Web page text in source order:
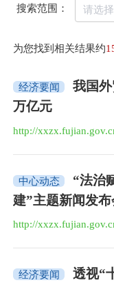
搜索范围：
为您找到相关结果约
经济要闻
我国
万亿元
http://
中心动态
“法治
建”主题新闻发
http://
经济要闻
透视“